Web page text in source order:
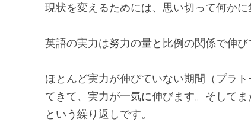
そんな時、そのペースのまま勉強を続けた
英語の実力は努力の量と比例の関係で伸